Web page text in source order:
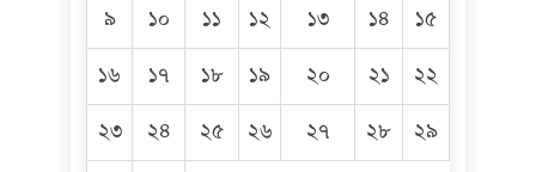
৯
১০ ১১ ১২ ১৩ ১৪
১৫
১৬
১৭ ১৮ ১৯ ২০ ২১
২২
২৩
২৪ ২৫ ২৬ ২৭ ২৮
২৯